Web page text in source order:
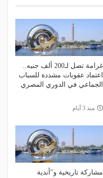
غرامة تصل لـ200 ألف جنيه..
اعتماد عقوبات مشددة للسباب
الجماعي في الدوري المصري
منذ 3 أيام
مشاركة تاريخية و"أندية